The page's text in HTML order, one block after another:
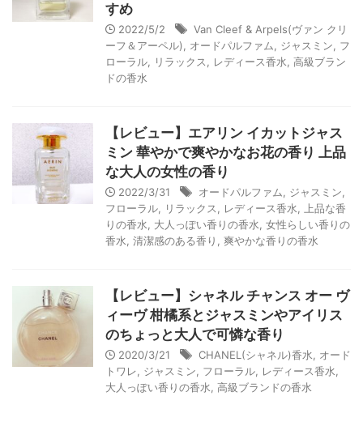
すめ
2022/5/2
Van Cleef & Arpels(ヴァン クリ
ーフ＆アーペル)
オードパルファム ジャスミン
フ
ローラル
リラックス レディース香水 高級ブラン
ドの香水
【レビュー】エアリン イカットジャス
ミン 華やかで爽やかなお花の香り 上品
な大人の女性の香り
2022/3/31 オードパルファム ジャスミン
フローラル
リラックス レディース香水
上品な香
りの香水
大人っぽい香りの香水 女性らしい香りの
香水 清潔感のある香り 爽やかな香りの香水
【レビュー】シャネル チャンス オー ヴ
ィーヴ 柑橘系とジャスミンやアイリス
のちょっと大人で可憐な香り
2020/3/21 CHANEL(シャネル)香水
オード
トワレ
ジャスミン フローラル レディース香水
大人っぽい香りの香水 高級ブランドの香水